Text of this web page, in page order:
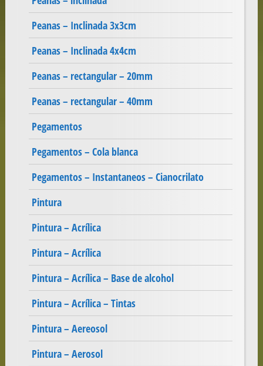
Peanas – Inclinada 3x3cm
Peanas – Inclinada 4x4cm
Peanas – rectangular – 20mm
Peanas – rectangular – 40mm
Pegamentos
Pegamentos – Cola blanca
Pegamentos – Instantaneos – Cianocrilato
Pintura
Pintura – Acrílica
Pintura – Acrílica
Pintura – Acrílica – Base de alcohol
Pintura – Acrílica – Tintas
Pintura – Aereosol
Pintura – Aerosol